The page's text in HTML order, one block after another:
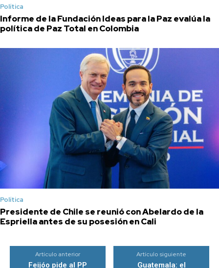
Política
Informe de la Fundación Ideas para la Paz evalúa la
política de Paz Total en Colombia
Política
Presidente de Chile se reunió con Abelardo de la
Espriella antes de su posesión en Cali
Artículo anterior
Feijóo pide al PP
Artículo siguiente
Guatemala: el